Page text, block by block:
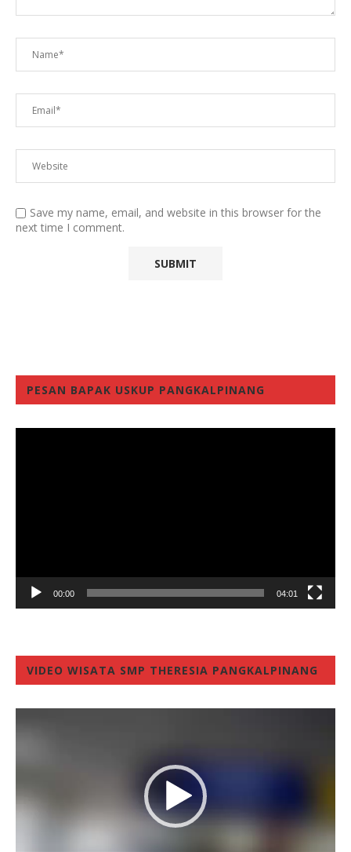
Save my name, email, and website in this browser for the
next time I comment.
PESAN BAPAK USKUP PANGKALPINANG
00:00 04:01
VIDEO WISATA SMP THERESIA PANGKALPINANG